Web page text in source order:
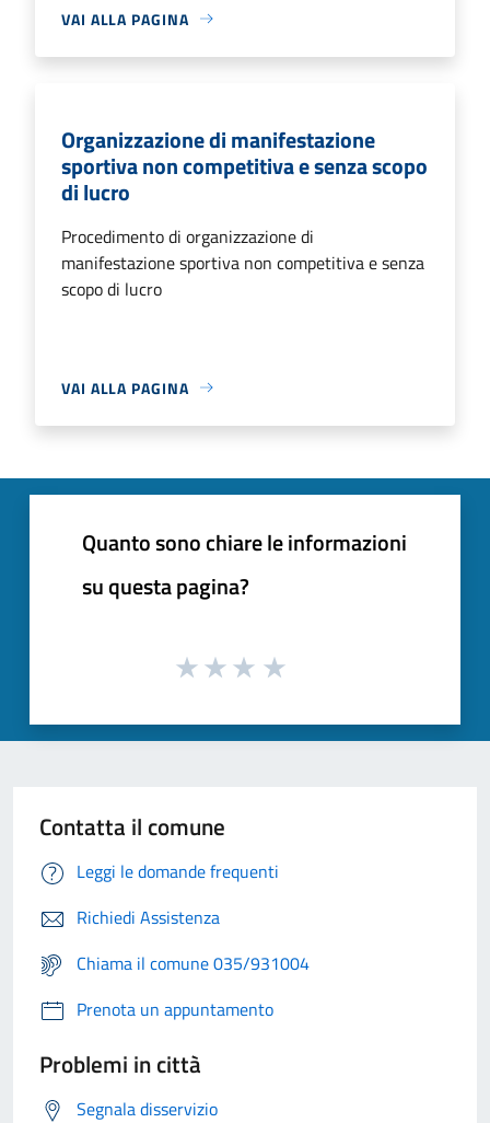
VAI ALLA PAGINA
Organizzazione di manifestazione
sportiva non competitiva e senza scopo
di lucro
Procedimento di organizzazione di
manifestazione sportiva non competitiva e senza
scopo di lucro
VAI ALLA PAGINA
Quanto sono chiare le informazioni
su questa pagina?
Contatta il comune
Leggi le domande frequenti
Richiedi Assistenza
Chiama il comune 035/931004
Prenota un appuntamento
Problemi in città
Segnala disservizio